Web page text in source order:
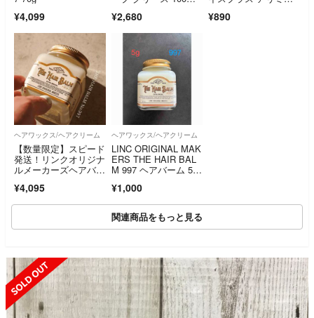
¥4,099 ¥2,680 ¥890
ヘアワックス/ヘアクリーム
【数量限定】スピード
発送！リンクオリジナ
ルメーカーズヘアバー
¥4,095
ヘアワックス/ヘアクリーム
LINC ORIGINAL MAK
ERS THE HAIR BAL
M 997 ヘアバーム 5
¥1,000
関連商品をもっと見る
SOLD OUT